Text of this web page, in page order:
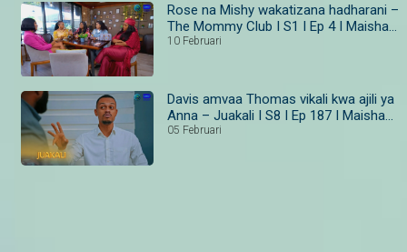
Rose na Mishy wakatizana hadharani –
The Mommy Club I S1 I Ep 4 I Maisha
Magic
10 Februari
Davis amvaa Thomas vikali kwa ajili ya
Anna – Juakali I S8 I Ep 187 I Maisha
Magic Bongo
05 Februari